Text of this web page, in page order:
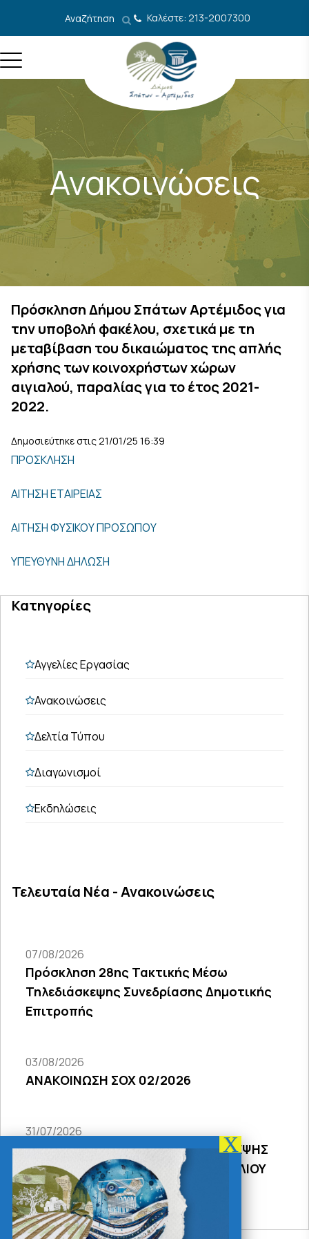
Αναζήτηση Καλέστε: 213-2007300
Ανακοινώσεις
Πρόσκληση Δήμου Σπάτων Αρτέμιδος για
την υποβολή φακέλου, σχετικά με τη
μεταβίβαση του δικαιώματος της απλής
χρήσης των κοινοχρήστων χώρων
αιγιαλού, παραλίας για το έτος 2021-
2022.
Δημοσιεύτηκε στις 21/01/25 16:39
ΠΡΟΣΚΛΗΣΗ
ΑΙΤΗΣΗ ΕΤΑΙΡΕΙΑΣ
ΑΙΤΗΣΗ ΦΥΣΙΚΟΥ ΠΡΟΣΩΠΟΥ
ΥΠΕΥΘΥΝΗ ΔΗΛΩΣΗ
Κατηγορίες
Αγγελίες Εργασίας
Ανακοινώσεις
Δελτία Τύπου
Διαγωνισμοί
Εκδηλώσεις
Τελευταία Νέα - Ανακοινώσεις
07/08/2026
Πρόσκληση 28ης Τακτικής Μέσω
Τηλεδιάσκεψης Συνεδρίασης Δημοτικής
Επιτροπής
03/08/2026
ΑΝΑΚΟΙΝΩΣΗ ΣΟΧ 02/2026
31/07/2026
ΠΡΟΣΚΛΗΣΗ 18Σ ΜΕΣΩ ΤΗΛΕΔΙΑΣΚΕΨΗΣ
ΣΥΝΕΔΡΙΑΣΗΣ ΔΗΜΟΤΙΚΟΥ ΣΥΜΒΟΥΛΙΟΥ
2026